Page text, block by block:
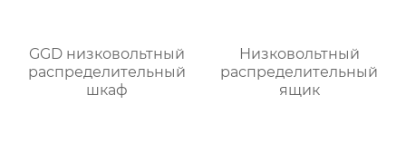
GGD низковольтный
распределительный
шкаф
Низковольтный
распределительный
ящик